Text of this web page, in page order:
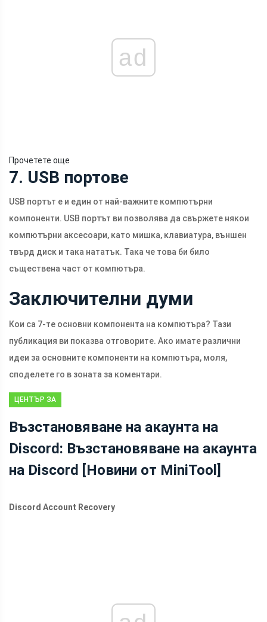
ad
Прочетете още
7. USB портове
USB портът е и един от най-важните компютърни
компоненти. USB портът ви позволява да свържете някои
компютърни аксесоари, като мишка, клавиатура, външен
твърд диск и така нататък. Така че това би било
съществена част от компютъра.
Заключителни думи
Кои са 7-те основни компонента на компютъра? Тази
публикация ви показва отговорите. Ако имате различни
идеи за основните компоненти на компютъра, моля,
споделете го в зоната за коментари.
ЦЕНТЪР ЗА
MINITOOL
Възстановяване на акаунта на
Discord: Възстановяване на акаунта
на Discord [Новини от MiniTool]
Discord Account Recovery